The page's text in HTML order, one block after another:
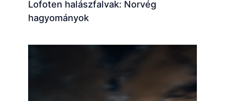
Lofoten halászfalvak: Norvég
hagyományok